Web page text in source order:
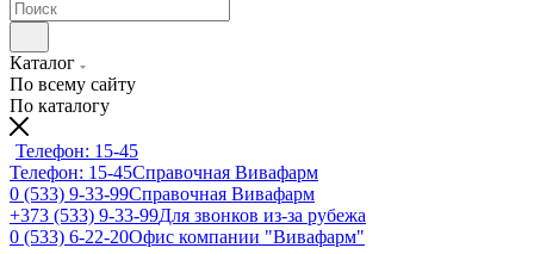
Каталог
По всему сайту
По каталогу
Телефон: 15-45
Телефон: 15-45Справочная Вивафарм
0 (533) 9-33-99Справочная Вивафарм
+373 (533) 9-33-99Для звонков из-за рубежа
0 (533) 6-22-20Офис компании "Вивафарм"